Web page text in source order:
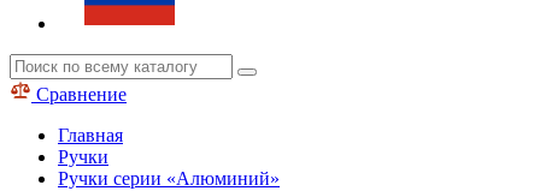
Сравнение
Главная
Ручки
Ручки серии «Алюминий»